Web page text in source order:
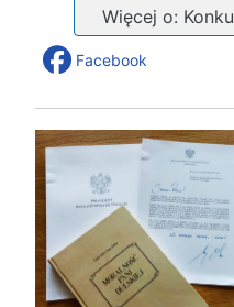
Więcej o:
Facebook